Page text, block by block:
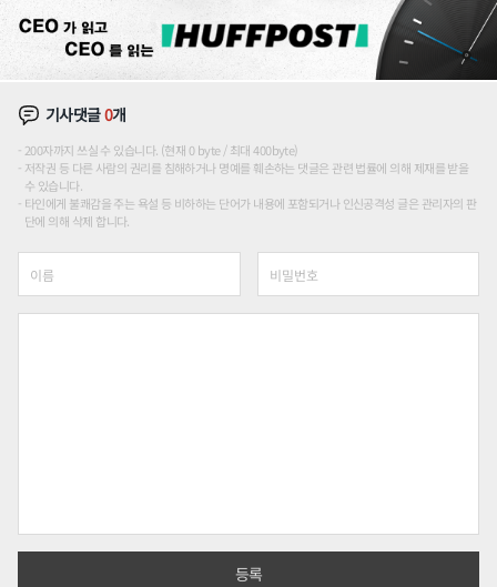
기사댓글0개
200자까지 쓰실 수 있습니다. (현재 0 byte / 최대 400byte)
저작권 등 다른 사람의 권리를 침해하거나 명예를 훼손하는 댓글은 관련 법률에 의해 제재를 받을
수 있습니다.
타인에게 불쾌감을 주는 욕설 등 비하하는 단어가 내용에 포함되거나 인신공격성 글은 관리자의 판
단에 의해 삭제 합니다.